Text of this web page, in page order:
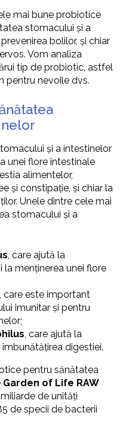
mai bune probiotice
stomacului și a
bolilor, și chiar
Vom analiza
tip de probiotic, astfel
pentru nevoile dvs.
și a intestinelor
unei flore intestinale
alimentelor,
și constipație, și chiar la
Unele dintre cele mai
stomacului și a
, care ajută la
menținerea unei flore
, care este important
imunitar și pentru
, care ajută la
digestiei.
pentru sănătatea
Garden of Life RAW
de unități
de specii de bacterii